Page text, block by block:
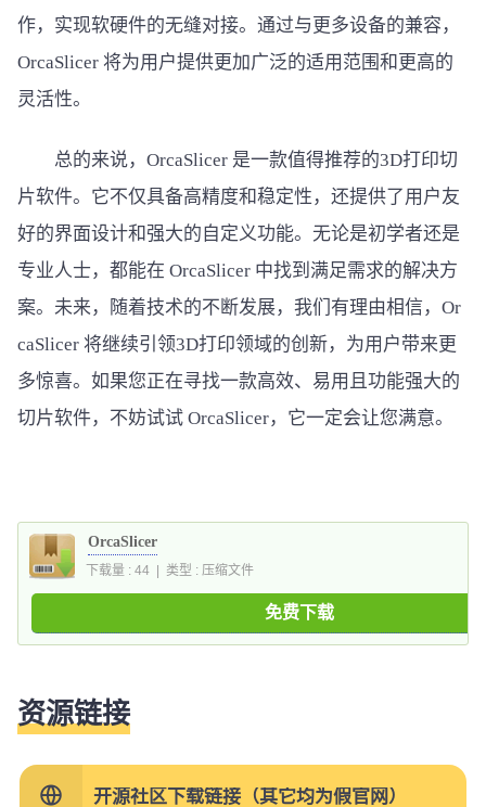
作，实现软硬件的无缝对接。通过与更多设备的兼容，
OrcaSlicer 将为用户提供更加广泛的适用范围和更高的
灵活性。
总的来说，OrcaSlicer 是一款值得推荐的3D打印切
片软件。它不仅具备高精度和稳定性，还提供了用户友
好的界面设计和强大的自定义功能。无论是初学者还是
专业人士，都能在 OrcaSlicer 中找到满足需求的解决方
案。未来，随着技术的不断发展，我们有理由相信，Or
caSlicer 将继续引领3D打印领域的创新，为用户带来更
多惊喜。如果您正在寻找一款高效、易用且功能强大的
切片软件，不妨试试 OrcaSlicer，它一定会让您满意。
OrcaSlicer
下载量 : 44 | 类型 : 压缩文件
免费下载
资源链接
开源社区下载链接（其它均为假官网）